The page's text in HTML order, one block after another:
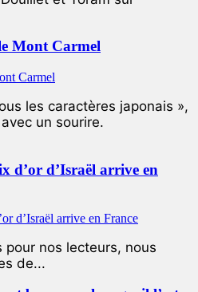
Mont Carmel
les caractères japonais »,
un sourire.
d’Israël arrive en
nos lecteurs, nous
de...